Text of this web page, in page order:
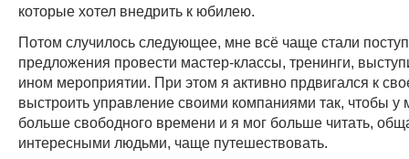
которые хотел внедрить к юбилею.
Потом случилось следующее, мне всё чаще стали
предложения провести мастер-классы, тренинги,
ином мероприятии. При этом я активно прдвигался к
выстроить управление своими компаниями так, чтобы у
больше свободного времени и я мог больше читать,
интересными людьми, чаще путешествовать.